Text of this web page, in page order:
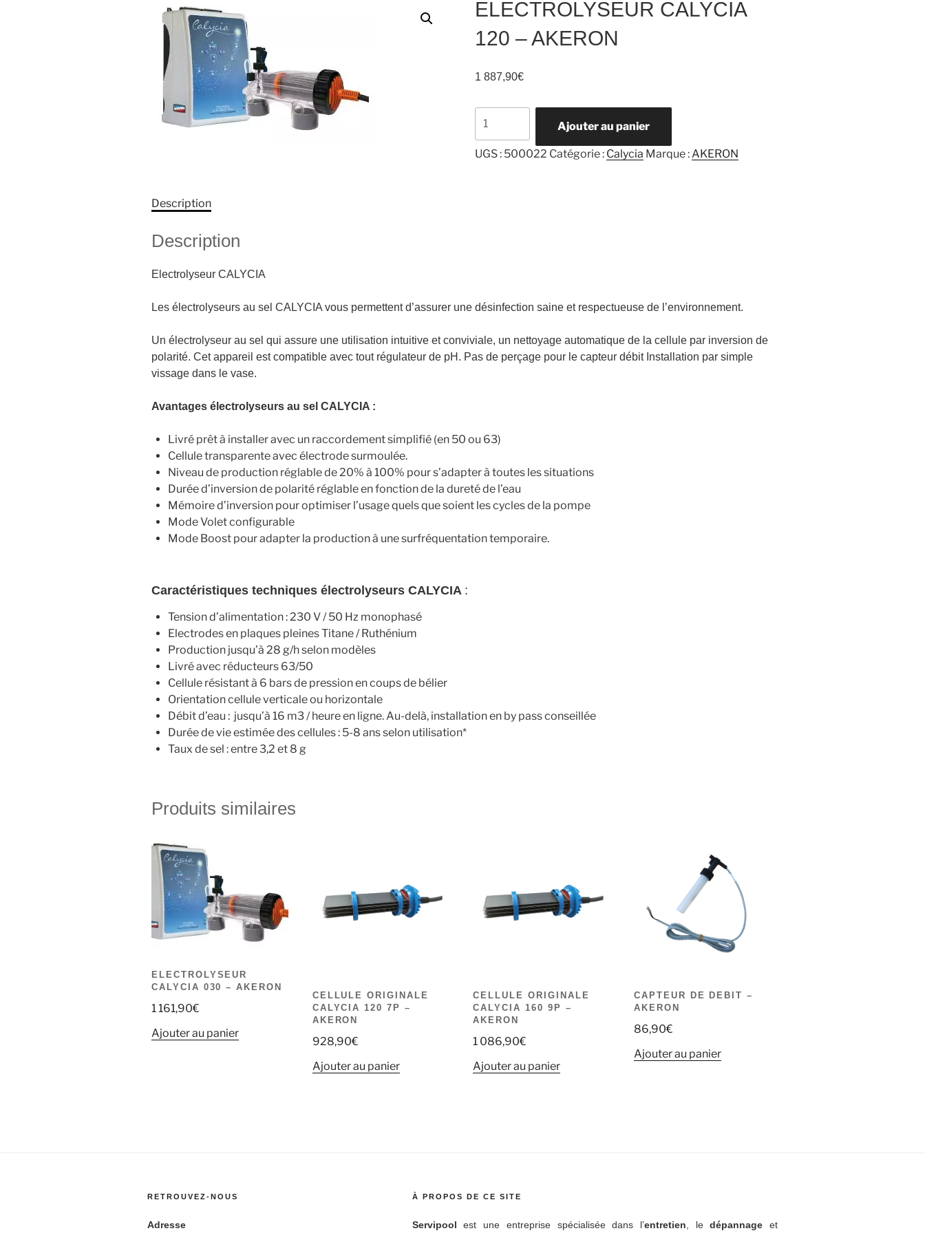
ELECTROLYSEUR CALYCIA
120 – AKERON
1 887,90€
de
ELECTROLYSEUR
Ajouter au panier
UGS : 500022 Catégorie : Calycia Marque : AKERON
Description
Description
Electrolyseur CALYCIA
Les électrolyseurs au sel CALYCIA vous permettent d’assurer une désinfection saine et respectueuse de l’environnement.
Un électrolyseur au sel qui assure une utilisation intuitive et conviviale, un nettoyage automatique de la cellule par inversion de
polarité. Cet appareil est compatible avec tout régulateur de pH. Pas de perçage pour le capteur débit Installation par simple
vissage dans le vase.
Avantages électrolyseurs au sel CALYCIA :
Livré prêt à installer avec un raccordement simplifié (en 50 ou 63)
Cellule transparente avec électrode surmoulée.
Niveau de production réglable de 20% à 100% pour s’adapter à toutes les situations
Durée d’inversion de polarité réglable en fonction de la dureté de l’eau
Mémoire d’inversion pour optimiser l’usage quels que soient les cycles de la pompe
Mode Volet configurable
Mode Boost pour adapter la production à une surfréquentation temporaire.
Caractéristiques techniques électrolyseurs CALYCIA :
Tension d’alimentation : 230 V / 50 Hz monophasé
Electrodes en plaques pleines Titane / Ruthénium
Production jusqu’à 28 g/h selon modèles
Livré avec réducteurs 63/50
Cellule résistant à 6 bars de pression en coups de bélier
Orientation cellule verticale ou horizontale
Débit d’eau : jusqu’à 16 m3 / heure en ligne. Au-delà, installation en by pass conseillée
Durée de vie estimée des cellules : 5-8 ans selon utilisation*
Taux de sel : entre 3,2 et 8 g
Produits similaires
ELECTROLYSEUR
CALYCIA 030 – AKERON
1 161,90€
Ajouter au panier
CELLULE ORIGINALE
CALYCIA 120 7P –
AKERON
928,90€
Ajouter au panier
CELLULE ORIGINALE
CALYCIA 160 9P –
AKERON
1 086,90€
Ajouter au panier
CAPTEUR DE DEBIT –
AKERON
86,90€
Ajouter au panier
RETROUVEZ-NOUS
Adresse
À PROPOS DE CE SITE
Servipool est une entreprise spécialisée dans l’entretien, ledépannage et